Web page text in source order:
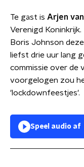
Te gast is Arjen
Verenigd
Boris Johnson
liefst drie uur lang
commissie over de
voorgelogen zou
'lockdownfeestjes'.
Speel audio af